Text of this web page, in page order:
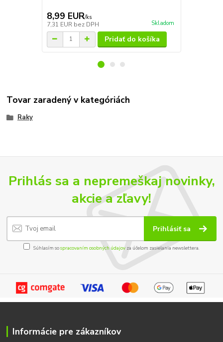
8,99 EUR/ks
7,31 EUR bez DPH Skladom
Pridať do košíka
Tovar zaradený v kategóriách
Raky
Prihlás sa a nepremeškaj novinky,
akcie a zľavy!
Prihlásiť sa
Súhlasím sospracovaním osobných údajov za účelom zasielania newslettera.
Informácie pre zákazníkov